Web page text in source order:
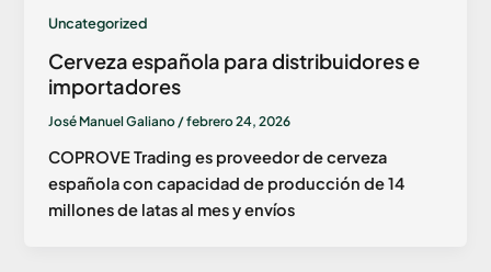
Uncategorized
Cerveza española para distribuidores e
importadores
José Manuel Galiano/febrero 24, 2026
COPROVE Trading es proveedor de cerveza
española con capacidad de producción de 14
millones de latas al mes y envíos